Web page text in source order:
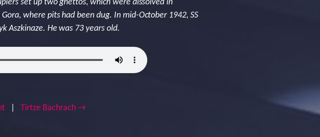
set up two ghettos, which were dissolved in
where pits had been dug. In mid-October 1942, SS
Aszkinaze. He was 73 years old.
Tirtze Bachrach →